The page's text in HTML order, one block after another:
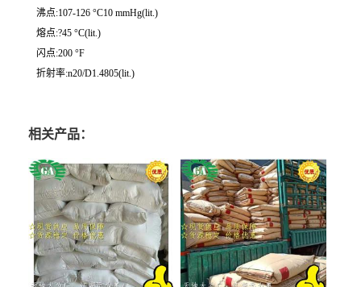
沸点:107-126 °C10 mmHg(lit.)
熔点:?45 °C(lit.)
闪点:200 °F
折射率:n20/D1.4805(lit.)
相关产品：